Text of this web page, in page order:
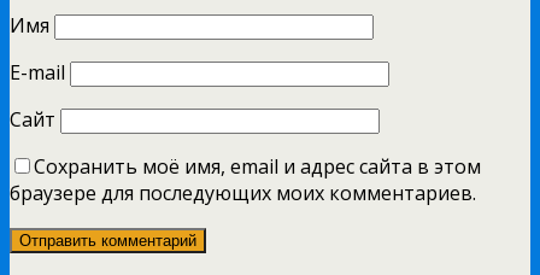
Имя
E-mail
Сайт
Сохранить моё имя, email и адрес сайта в этом
браузере для последующих моих комментариев.